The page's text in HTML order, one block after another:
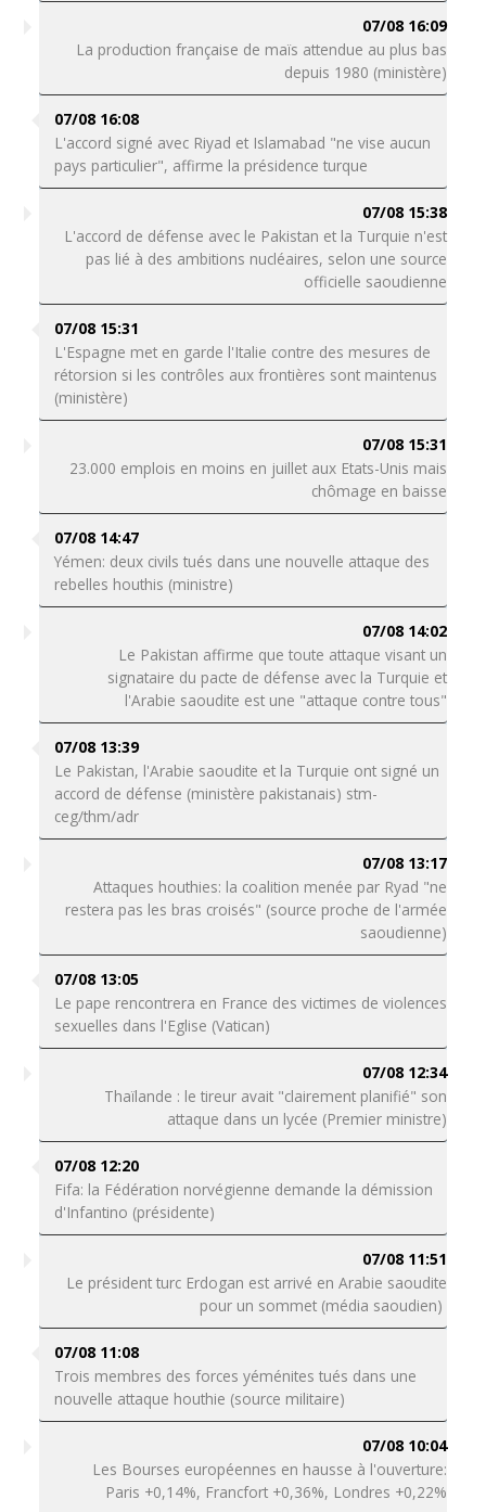
07/08 16:09
La production française de maïs attendue au plus bas
depuis 1980 (ministère)
07/08 16:08
L'accord signé avec Riyad et Islamabad "ne vise aucun
pays particulier", affirme la présidence turque
07/08 15:38
L'accord de défense avec le Pakistan et la Turquie n'est
pas lié à des ambitions nucléaires, selon une source
officielle saoudienne
07/08 15:31
L'Espagne met en garde l'Italie contre des mesures de
rétorsion si les contrôles aux frontières sont maintenus
(ministère)
07/08 15:31
23.000 emplois en moins en juillet aux Etats-Unis mais
chômage en baisse
07/08 14:47
Yémen: deux civils tués dans une nouvelle attaque des
rebelles houthis (ministre)
07/08 14:02
Le Pakistan affirme que toute attaque visant un
signataire du pacte de défense avec la Turquie et
l'Arabie saoudite est une "attaque contre tous"
07/08 13:39
Le Pakistan, l'Arabie saoudite et la Turquie ont signé un
accord de défense (ministère pakistanais) stm-
ceg/thm/adr
07/08 13:17
Attaques houthies: la coalition menée par Ryad "ne
restera pas les bras croisés" (source proche de l'armée
saoudienne)
07/08 13:05
Le pape rencontrera en France des victimes de violences
sexuelles dans l'Eglise (Vatican)
07/08 12:34
Thaïlande : le tireur avait "clairement planifié" son
attaque dans un lycée (Premier ministre)
07/08 12:20
Fifa: la Fédération norvégienne demande la démission
d'Infantino (présidente)
07/08 11:51
Le président turc Erdogan est arrivé en Arabie saoudite
pour un sommet (média saoudien)
07/08 11:08
Trois membres des forces yéménites tués dans une
nouvelle attaque houthie (source militaire)
07/08 10:04
Les Bourses européennes en hausse à l'ouverture:
Paris +0,14%, Francfort +0,36%, Londres +0,22%